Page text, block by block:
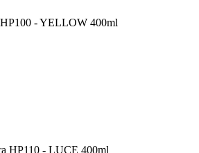
- YELLOW 400ml
HP110 - LUCE 400ml